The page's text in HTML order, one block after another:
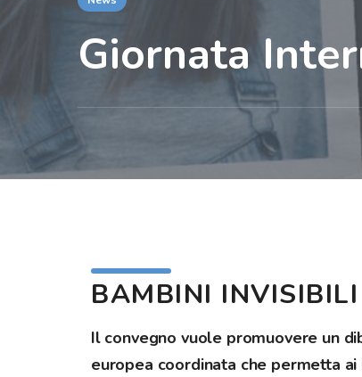
Giornata
BAMBINI INVISIBILI
Il convegno vuole promuovere un
europea coordinata che permetta